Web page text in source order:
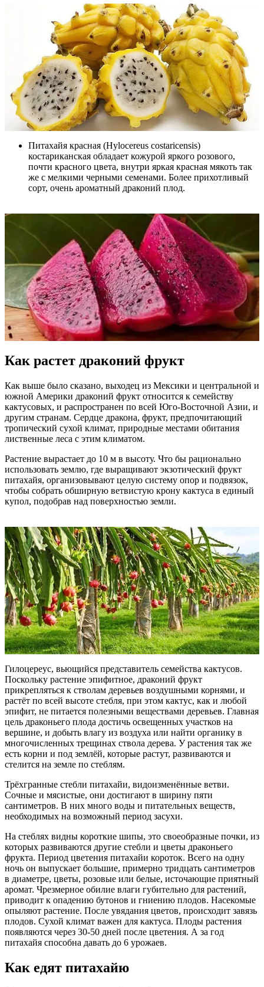
Питахайя красная (Hylocereus costaricensis)
костариканская обладает кожурой яркого розового,
почти красного цвета, внутри яркая красная мякоть так
же с мелкими черными семенами. Более прихотливый
сорт, очень ароматный драконий плод.
Как растет драконий фрукт
Как выше было сказано, выходец из Мексики и центральной и
южной Америки драконий фрукт относится к семейству
кактусовых, и распространен по всей Юго-Восточной Азии, и
другим странам. Сердце дракона, фрукт, предпочитающий
тропический сухой климат, природные местами обитания
лиственные леса с этим климатом.
Растение вырастает до 10 м в высоту. Что бы рационально
использовать землю, где выращивают экзотический фрукт
питахайя, организовывают целую систему опор и подвязок,
чтобы собрать обширную ветвистую крону кактуса в единый
купол, подобрав над поверхностью земли.
Гилоцереус, вьющийся представитель семейства кактусов.
Поскольку растение эпифитное, драконий фрукт
прикрепляться к стволам деревьев воздушными корнями, и
растёт по всей высоте стебля, при этом кактус, как и любой
эпифит, не питается полезными веществами деревьев. Главная
цель драконьего плода достичь освещенных участков на
вершине, и добыть влагу из воздуха или найти органику в
многочисленных трещинах ствола дерева. У растения так же
есть корни и под землёй, которые растут, развиваются и
стелится на земле по стеблям.
Трёхгранные стебли питахайи, видоизменённые ветви.
Сочные и мясистые, они достигают в ширину пяти
сантиметров. В них много воды и питательных веществ,
необходимых на возможный период засухи.
На стеблях видны короткие шипы, это своеобразные почки, из
которых развиваются другие стебли и цветы драконьего
фрукта. Период цветения питахайи короток. Всего на одну
ночь он выпускает большие, примерно тридцать сантиметров
в диаметре, цветы, розовые или белые, источающие приятный
аромат. Чрезмерное обилие влаги губительно для растений,
приводит к опадению бутонов и гниению плодов. Насекомые
опыляют растение. После увядания цветов, происходит завязь
плодов. Сухой климат важен для кактуса. Плоды растения
появляются через 30-50 дней после цветения. А за год
питахайя способна давать до 6 урожаев.
Как едят питахайю